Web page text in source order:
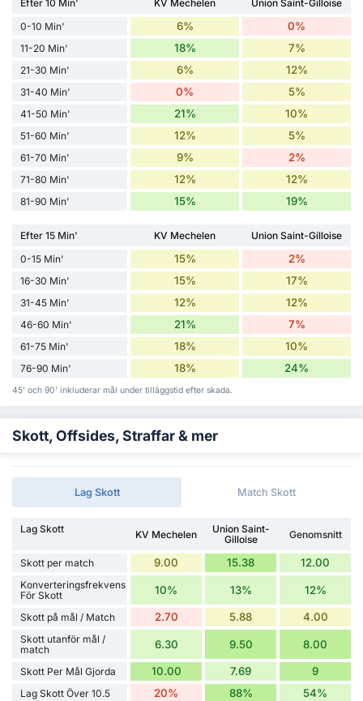
Efter 10 Min' KV Mechelen
Union Saint-Gilloise
0-10 Min'
6% 0%
11-20 Min' 18% 7%
21-30 Min' 6% 12%
31-40 Min' 0% 5%
41-50 Min' 21% 10%
51-60 Min' 12% 5%
61-70 Min' 9% 2%
71-80 Min' 12% 12%
81-90 Min' 15% 19%
Efter 15 Min' KV Mechelen
Union Saint-Gilloise
0-15 Min'
15% 2%
16-30 Min' 15% 17%
31-45 Min' 12% 12%
46-60 Min' 21% 7%
61-75 Min' 18% 10%
76-90 Min' 18% 24%
45' och 90' inkluderar mål under tilläggstid efter skada.
Skott, Offsides, Straffar & mer
Lag Skott Match Skott
Lag Skott KV Mechelen
Union Saint-
Gilloise
Genomsnitt
Skott per match 9.00 15.38 12.00
Konverteringsfrekvens
För Skott
10% 13% 12%
Skott på mål / Match 2.70 5.88 4.00
Skott utanför mål /
match
6.30 9.50 8.00
Skott Per Mål Gjorda 10.00 7.69 9
Lag Skott Över 10.5 20% 88% 54%